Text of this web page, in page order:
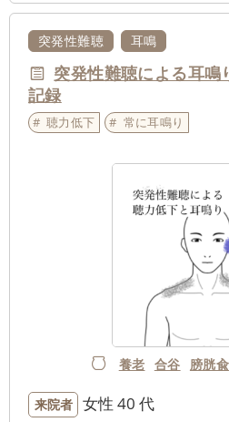
突発性難聴 耳鳴
突発性難聴による耳鳴
記録
聴力低下 常に耳鳴り
養老 合谷 膀胱兪
来院者 女性 40 代